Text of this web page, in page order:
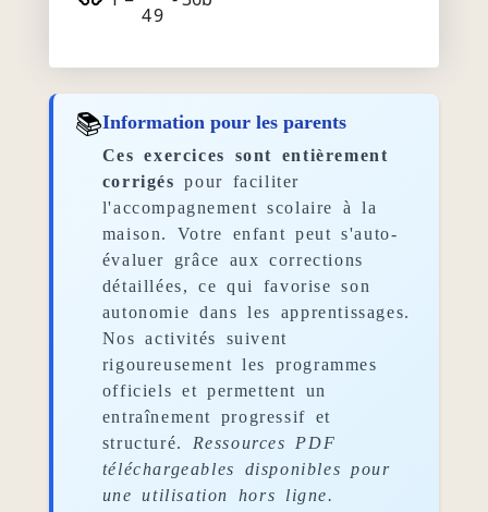
49
📚Information pour les parents
Ces exercices sont entièrement
corrigés pour faciliter
l'accompagnement scolaire à la
maison. Votre enfant peut s'auto-
évaluer grâce aux corrections
détaillées, ce qui favorise son
autonomie dans les apprentissages.
Nos activités suivent
rigoureusement les programmes
officiels et permettent un
entraînement progressif et
structuré. Ressources PDF
téléchargeables disponibles pour
une utilisation hors ligne.